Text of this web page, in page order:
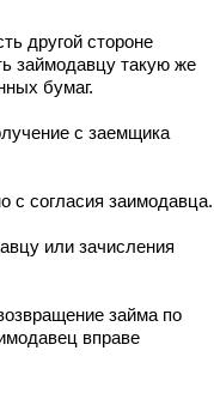
другой стороне
займодавцу такую же
бумаг.
с заемщика
с согласия заимодавца.
или зачисления
займа по
вправе